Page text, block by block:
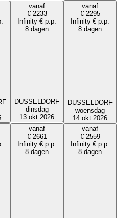
vanaf
€ 2233
Infinity € p.p.
8 dagen
DUSSELDORF
dinsdag
13 okt 2026
vanaf
€ 2295
Infinity € p.p.
8 dagen
DUSSELDORF
woensdag
14 okt 2026
vanaf
€ 2661
Infinity € p.p.
8 dagen
vanaf
€ 2559
Infinity € p.p.
8 dagen